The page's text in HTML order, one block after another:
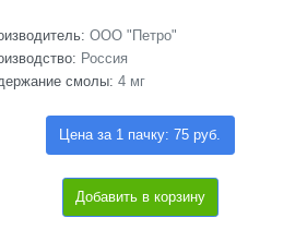
ООО "Петро"
Россия
смолы: 4 мг
Цена за 1 пачку: 75 руб.
Добавить в корзину